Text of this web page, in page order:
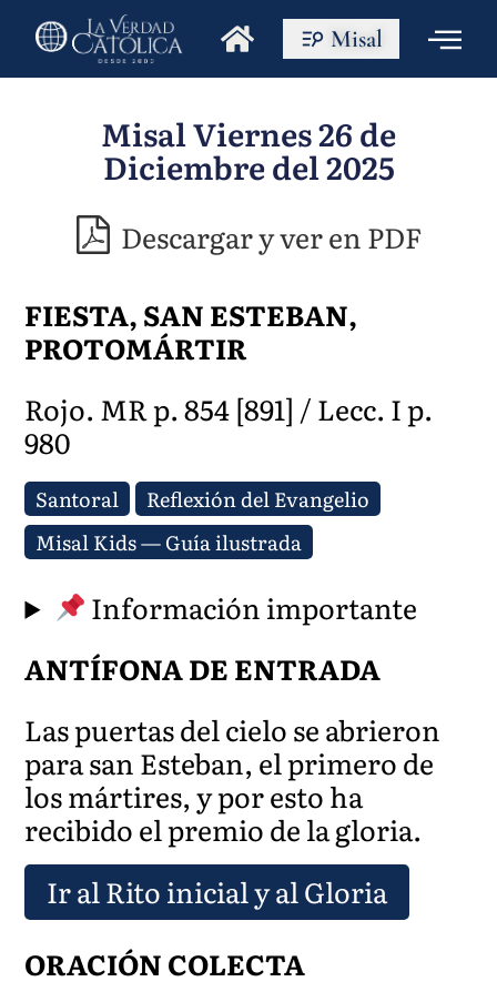
Misal
Misal Viernes 26 de
Diciembre del 2025
Descargar y ver en PDF
FIESTA, SAN ESTEBAN,
PROTOMÁRTIR
Rojo. MR p. 854 [891] / Lecc. I p.
980
Santoral
Reflexión del Evangelio
Misal Kids — Guía ilustrada
Información importante
ANTÍFONA DE ENTRADA
Las puertas del cielo se abrieron
para san Esteban, el primero de
los mártires, y por esto ha
recibido el premio de la gloria.
Ir al Rito inicial y al Gloria
ORACIÓN COLECTA